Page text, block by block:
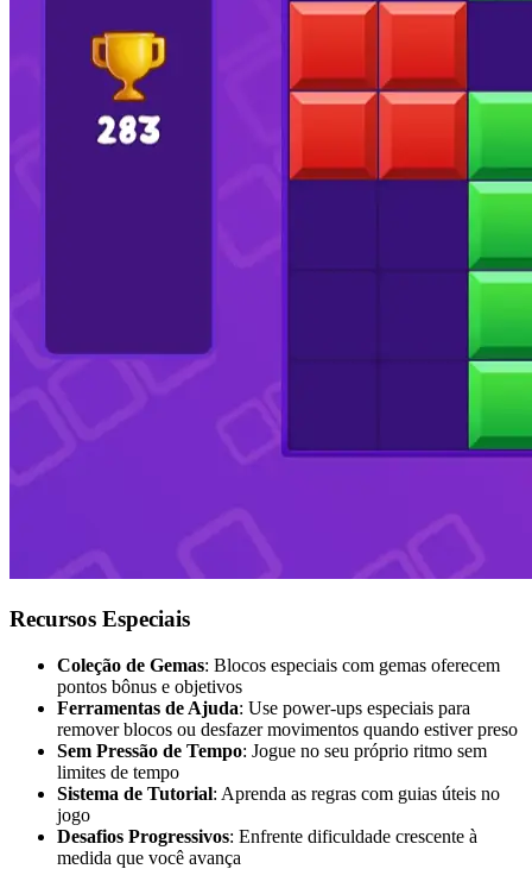
Recursos Especiais
Coleção de Gemas: Blocos especiais com gemas oferecem
pontos bônus e objetivos
Ferramentas de Ajuda: Use power-ups especiais para
remover blocos ou desfazer movimentos quando estiver preso
Sem Pressão de Tempo: Jogue no seu próprio ritmo sem
limites de tempo
Sistema de Tutorial: Aprenda as regras com guias úteis no
jogo
Desafios Progressivos: Enfrente dificuldade crescente à
medida que você avança